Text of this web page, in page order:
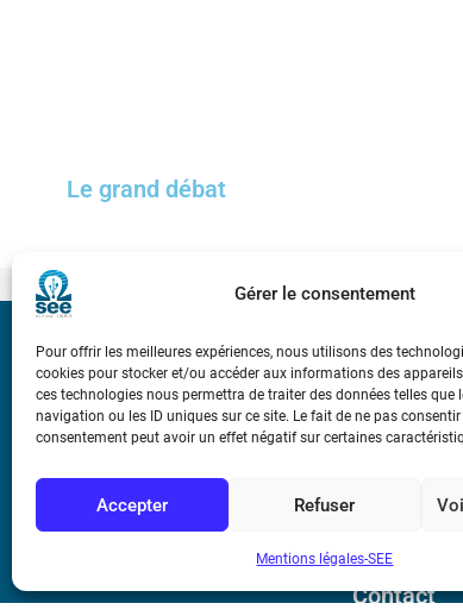
Gérer le consentement
Pour offrir les meilleures expériences, nous utilisons des
cookies pour stocker et/ou accéder aux informations des
ces technologies nous permettra de traiter des données telles que
navigation ou les ID uniques sur ce site. Le fait de ne pas
consentement peut avoir un effet négatif sur certaines
Accepter Refuser
Mentions légales-SEE
Le grand débat
Ampère
Mentions
Contact